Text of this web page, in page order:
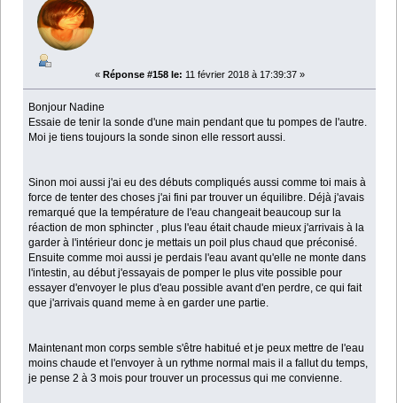
« Réponse #158 le: 11 février 2018 à 17:39:37 »
Bonjour Nadine
Essaie de tenir la sonde d'une main pendant que tu pompes de l'autre.
Moi je tiens toujours la sonde sinon elle ressort aussi.
Sinon moi aussi j'ai eu des débuts compliqués aussi comme toi mais à
force de tenter des choses j'ai fini par trouver un équilibre. Déjà j'avais
remarqué que la température de l'eau changeait beaucoup sur la
réaction de mon sphincter , plus l'eau était chaude mieux j'arrivais à la
garder à l'intérieur donc je mettais un poil plus chaud que préconisé.
Ensuite comme moi aussi je perdais l'eau avant qu'elle ne monte dans
l'intestin, au début j'essayais de pomper le plus vite possible pour
essayer d'envoyer le plus d'eau possible avant d'en perdre, ce qui fait
que j'arrivais quand meme à en garder une partie.
Maintenant mon corps semble s'être habitué et je peux mettre de l'eau
moins chaude et l'envoyer à un rythme normal mais il a fallut du temps,
je pense 2 à 3 mois pour trouver un processus qui me convienne.